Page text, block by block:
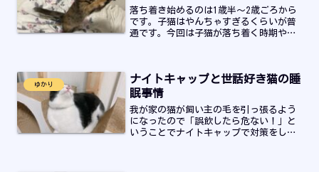
落ち着き始めるのは1歳半～2歳ごろから
です。子猫はやんちゃすぎるくらいが普
通です。今回は子猫が落ち着く時期や方
ゆかり
ナイトキャップと世話好き猫の睡
眠事情
我が家の猫が飼い主の毛を引っ張るよう
になったので「誤飲したら危ない！」と
いうことでナイトキャップで対策をして